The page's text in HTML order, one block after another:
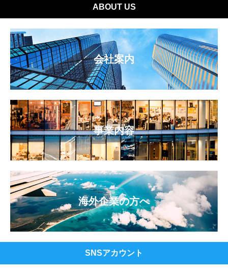
ABOUT US
会社案内
事業内容
海外企業の方へ
SNSアカウント